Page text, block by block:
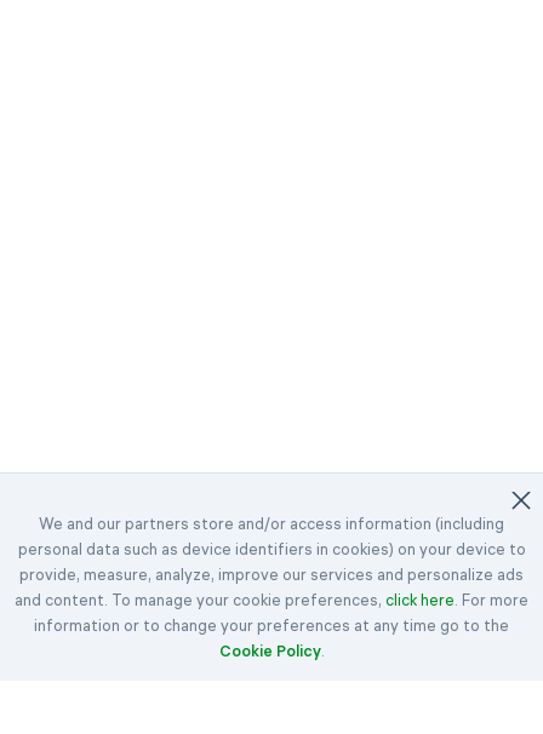
We and our partners store and/or access information (including
personal data such as device identifiers in cookies) on your device to
provide, measure, analyze, improve our services and personalize ads
and content. To manage your cookie preferences, click here . For more
information or to change your preferences at any time go to the
Cookie Policy.
©2023-2026 Easybrain. All Rights Reserved.
ホーム デイリーチャレンジ
賞
スパイダー